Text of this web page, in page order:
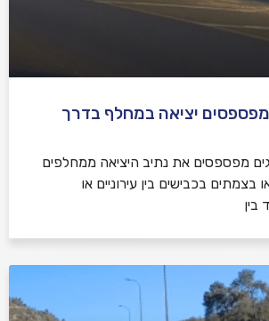
יציאה במחלף בדרך
מפספסים את נתיב היציאה ממחלפים
בצמתים בכבישים בין עירוניים או
בין